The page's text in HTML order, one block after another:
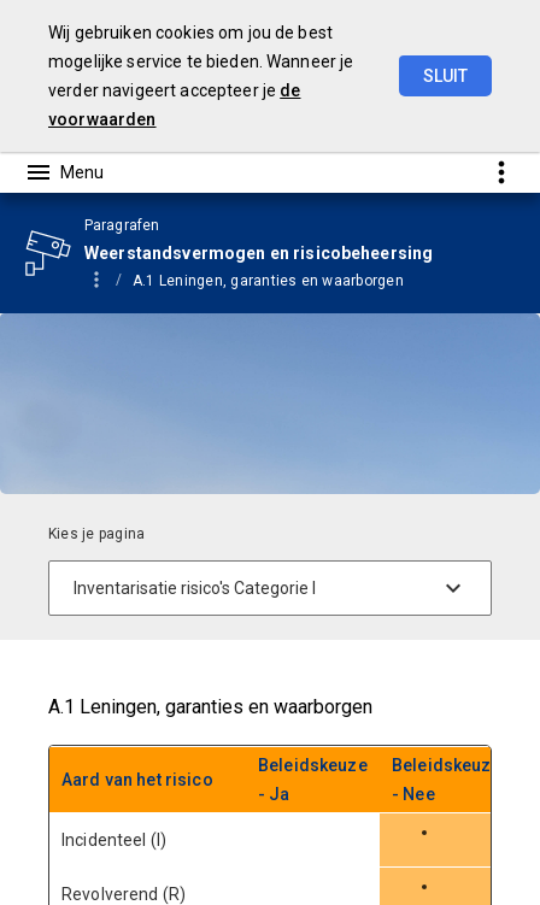
Wij gebruiken cookies om jou de best
mogelijke service te bieden. Wanneer je
verder navigeert accepteer je de
voorwaarden
SLUIT
Paragrafen
Weerstandsvermogen en risicobeheersing
A.1 Leningen, garanties en waarborgen
A.1 Leningen, garanties en waarborgen
Aard van het risico
Beleidskeuze
- Ja
Beleidskeuze
- Nee
Incidenteel (I)
Revolverend (R)